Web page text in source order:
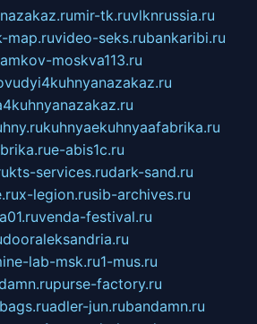
mir-tk.ruvlknrussia.ru
map.ruvideo-seks.rubankaribi.ru
moskva113.ru
kuhnyaekuhnyaafabrika.ru
e-abis1c.ru
kts-services.rudark-sand.ru
x-legion.rusib-archives.ru
venda-festival.ru
dooraleksandria.ru
lab-msk.ru1-mus.ru
purse-factory.ru
adler-jun.rubandamn.ru